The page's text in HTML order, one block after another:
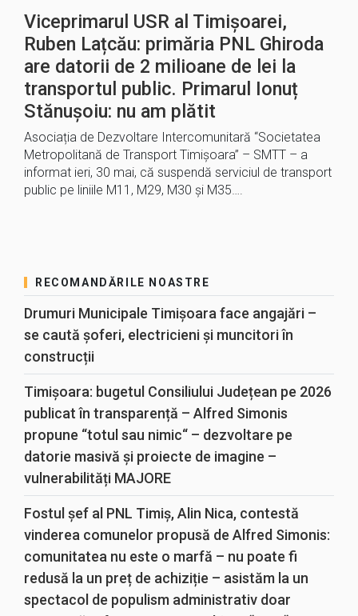
Viceprimarul USR al Timișoarei,
Ruben Lațcău: primăria PNL Ghiroda
are datorii de 2 milioane de lei la
transportul public. Primarul Ionuț
Stănușoiu: nu am plătit
Asociația de Dezvoltare Intercomunitară “Societatea
Metropolitană de Transport Timișoara” – SMTT – a
informat ieri, 30 mai, că suspendă serviciul de transport
public pe liniile M11, M29, M30 și M35….
RECOMANDĂRILE NOASTRE
Drumuri Municipale Timișoara face angajări –
se caută șoferi, electricieni și muncitori în
construcții
Timișoara: bugetul Consiliului Județean pe 2026
publicat în transparență – Alfred Simonis
propune “totul sau nimic“ – dezvoltare pe
datorie masivă și proiecte de imagine –
vulnerabilități MAJORE
Fostul șef al PNL Timiș, Alin Nica, contestă
vinderea comunelor propusă de Alfred Simonis:
comunitatea nu este o marfă – nu poate fi
redusă la un preț de achiziție – asistăm la un
spectacol de populism administrativ doar